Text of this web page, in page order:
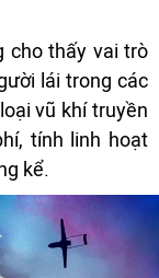
cho thấy vai trò
lái trong các
vũ khí truyền
tính linh hoạt
kể.